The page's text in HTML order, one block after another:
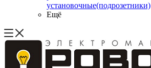
установочные(подрозетники)
Ещё